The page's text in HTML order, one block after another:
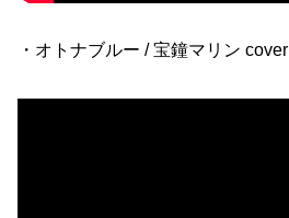
・オトナブルー / 宝鐘マリン cover